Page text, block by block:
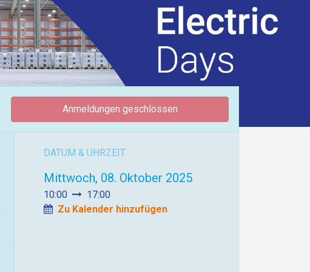
Anmeldungen geschlossen
DATUM & UHRZEIT
Mittwoch, 08. Oktober 2025
10:00
17:00
Zu Kalender hinzufügen